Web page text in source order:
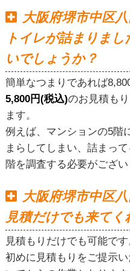
大阪府堺市中区
トイレが詰まりま
いでしょうか？
簡単なつまりであれば
5,800円(税込)のお見積も
ます。
例えば、マンションの5階
まらしてしまい、詰まっ
階を調査する必要がござい
大阪府堺市中区
見積だけでも来てく
見積もりだけでも可能です
初めに見積もりをご提示